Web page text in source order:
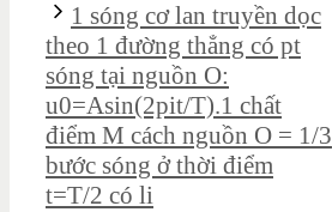
1 sóng cơ lan truyền dọc
theo 1 đường thẳng có pt
sóng tại nguồn O:
u0=Asin(2pit/T).1 chất
điểm M cách nguồn O = 1/3
bước sóng ở thời điểm
t=T/2 có li